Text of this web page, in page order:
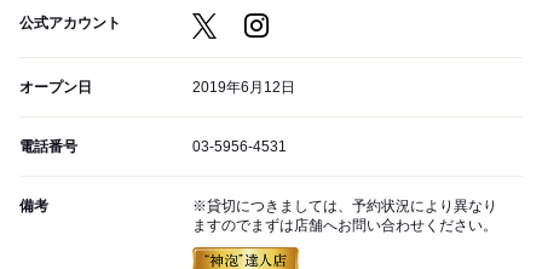
公式アカウント
オープン日 2019年6月12日
電話番号 03-5956-4531
備考
※貸切につきましては、予約状況により異なり
ますのでまずは店舗へお問い合わせください。